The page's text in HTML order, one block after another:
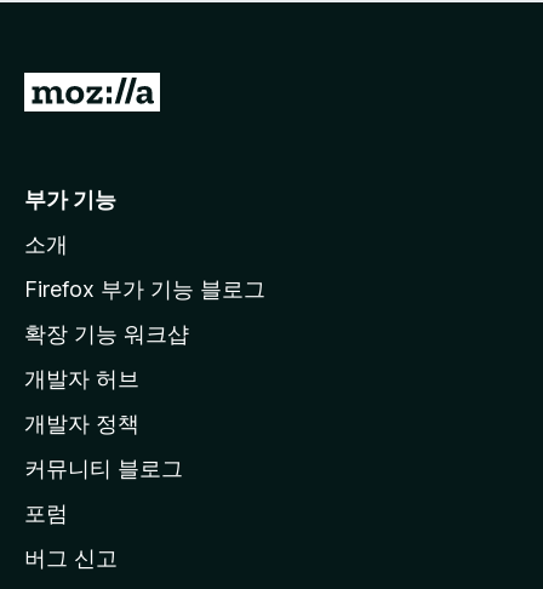
점
습
니
M
l
a
페
이
지
이
동
부가 기능
소개
Firefox 부가 기능 블로그
확장 기능 워크샵
개발자 허브
개발자 정책
커뮤니티 블로그
포럼
버그 신고